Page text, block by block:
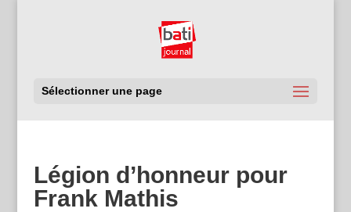
Sélectionner une page
Légion d’honneur pour
Frank Mathis